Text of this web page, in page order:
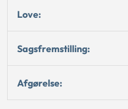
Love:
Sagsfremstilling:
Afgørelse: